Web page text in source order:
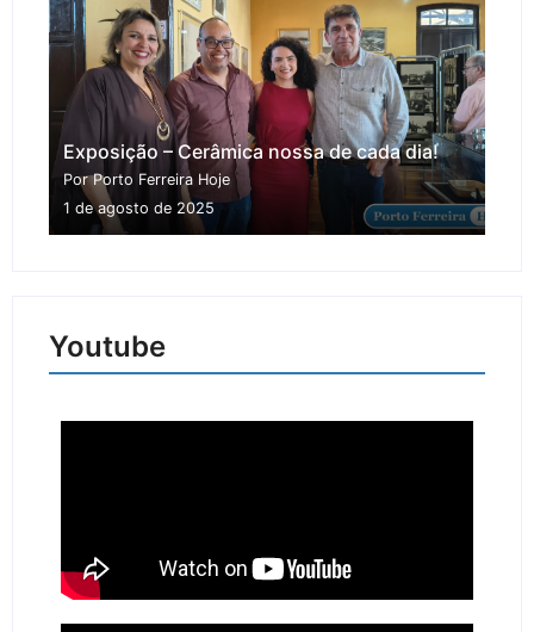
Exposição – Cerâmica nossa de cada dia!
Por Porto Ferreira Hoje
1 de agosto de 2025
Youtube